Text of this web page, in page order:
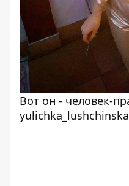
Вот он - человек-